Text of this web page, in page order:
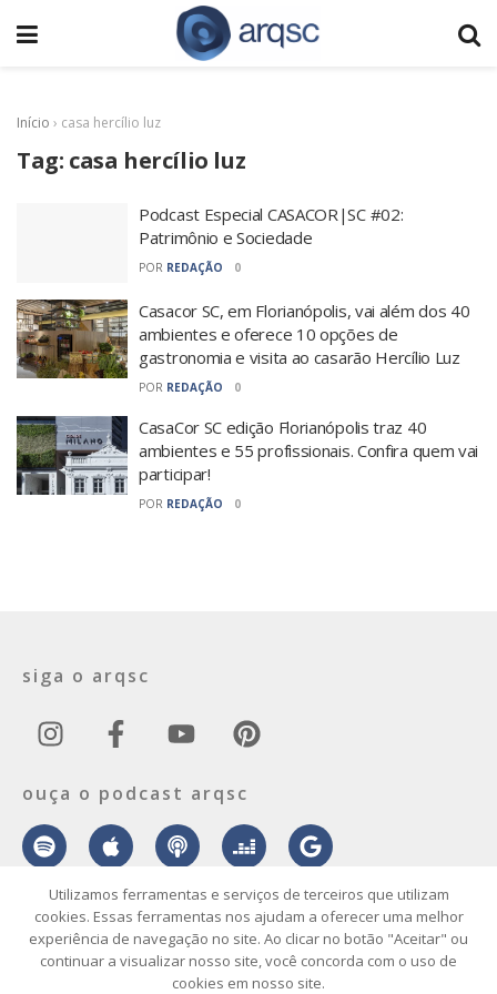
Início › casa hercílio luz
Tag: casa hercílio luz
Podcast Especial CASACOR|SC #02:
Patrimônio e Sociedade
POR REDAÇÃO 0
Casacor SC, em Florianópolis, vai além dos 40
ambientes e oferece 10 opções de
gastronomia e visita ao casarão Hercílio Luz
POR REDAÇÃO 0
CasaCor SC edição Florianópolis traz 40
ambientes e 55 profissionais. Confira quem vai
participar!
POR REDAÇÃO 0
siga o arqsc
ouça o podcast arqsc
sobre contato envie seu projeto publicidade vídeo podcast
Utilizamos ferramentas e serviços de terceiros que utilizam
cookies. Essas ferramentas nos ajudam a oferecer uma melhor
experiência de navegação no site. Ao clicar no botão "Aceitar" ou
continuar a visualizar nosso site, você concorda com o uso de
cookies em nosso site.